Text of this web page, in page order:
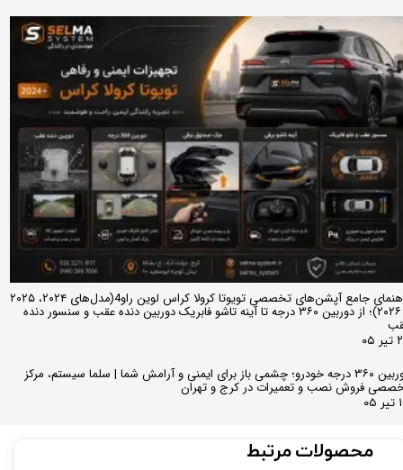
راهنمای جامع آپشن‌های تخصصی تویوتا کرولا کراس لوین راو4(مدل‌های ۲۰۲۴، ۲۰۲۵
و ۲۰۲۶)؛ از دوربین ۳۶۰ درجه تا آینه تاشو فابریک دوربین دنده عقب و سنسور دنده
دوربین ۳۶۰ درجه خودرو؛ چشمی باز برای ایمنی و آرامش شما | سلما سیستم، مرکز
فروش نصب و تعمیرات در کرج و تهران
محصولات مرتبط